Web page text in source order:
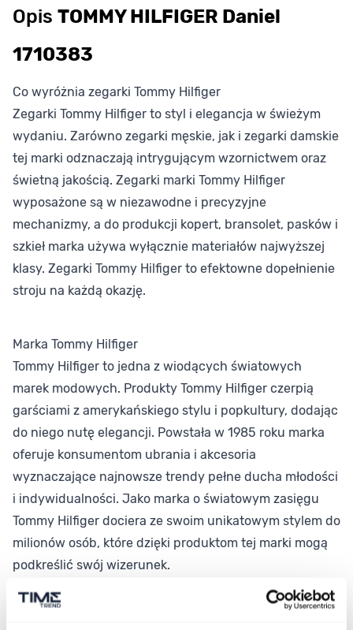
Opis TOMMY HILFIGER Daniel
1710383
Co wyróżnia zegarki Tommy Hilfiger
Zegarki Tommy Hilfiger to styl i elegancja w świeżym
wydaniu. Zarówno zegarki męskie, jak i zegarki damskie
tej marki odznaczają intrygującym wzornictwem oraz
świetną jakością. Zegarki marki Tommy Hilfiger
wyposażone są w niezawodne i precyzyjne
mechanizmy, a do produkcji kopert, bransolet, pasków i
szkieł marka używa wyłącznie materiałów najwyższej
klasy. Zegarki Tommy Hilfiger to efektowne dopełnienie
stroju na każdą okazję.
Marka Tommy Hilfiger
Tommy Hilfiger to jedna z wiodących światowych
marek modowych. Produkty Tommy Hilfiger czerpią
garściami z amerykańskiego stylu i popkultury, dodając
do niego nutę elegancji. Powstała w 1985 roku marka
oferuje konsumentom ubrania i akcesoria
wyznaczające najnowsze trendy pełne ducha młodości
i indywidualności. Jako marka o światowym zasięgu
Tommy Hilfiger dociera ze swoim unikatowym stylem do
milionów osób, które dzięki produktom tej marki mogą
podkreślić swój wizerunek.